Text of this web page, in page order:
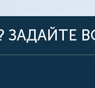
ЗАДАЙТЕ